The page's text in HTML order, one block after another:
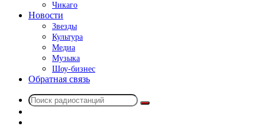
Чикаго
Новости
Звезды
Культура
Медиа
Музыка
Шоу-бизнес
Обратная связь
Поиск